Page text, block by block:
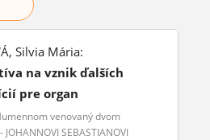
Silvia Mária:
na vznik ďalších
pre organ
venovaný dvom
SEBASTIANOVI